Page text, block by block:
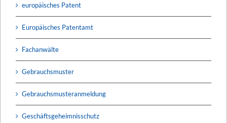
europäisches Patent
Europäisches Patentamt
Fachanwälte
Gebrauchsmuster
Gebrauchsmusteranmeldung
Geschäftsgeheimnisschutz